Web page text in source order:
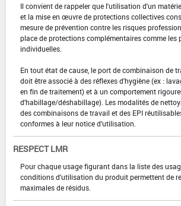
Il convient de rappeler que l'utilisation d'un
et la mise en œuvre de protections collectives
mesure de prévention contre les risques
place de protections complémentaires comme les
individuelles.
En tout état de cause, le port de combinaison de
doit être associé à des réflexes d'hygiène (ex :
en fin de traitement) et à un comportement
d'habillage/déshabillage). Les modalités de
des combinaisons de travail et des EPI
conformes à leur notice d'utilisation.
RESPECT LMR
Pour chaque usage figurant dans la liste des
conditions d'utilisation du produit permettent de
maximales de résidus.